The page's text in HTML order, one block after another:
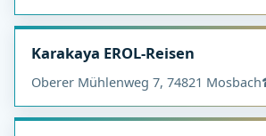
Karakaya EROL-Reisen
Oberer Mühlenweg 7, 74821 Mosbach